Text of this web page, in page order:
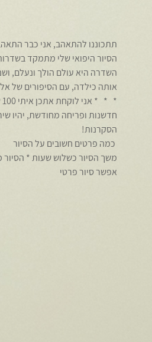
תתכוננו להתאהב, אני כבר
הסיור היפואי שלי מתמקד
השדרה היא עולם הולך ונעלם,
אותה כילדה, עם הסיפורים של
חדשנות ופריחה מחודשת, יהיו
הסקרנות!
כמה פרטים חשובים על הסיור
אפשר סיור פרטי